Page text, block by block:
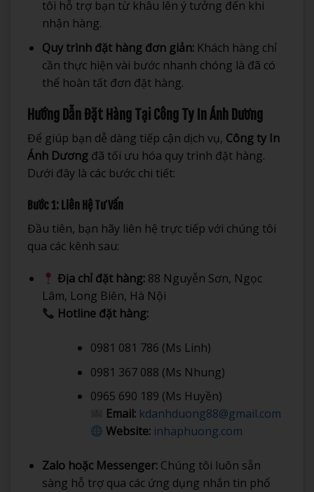
tôi hỗ trợ bạn từ khâu lên ý tưởng đến khi
nhận hàng.
Quy trình đặt hàng đơn giản:Khách hàng chỉ
cần thực hiện vài bước nhanh chóng là đã có
thể hoàn tất đơn đặt hàng.
Hướng Dẫn Đặt Hàng Tại Công Ty In Ánh Dương
Để giúp bạn dễ dàng tiếp cận dịch vụ, Công ty In
Ánh Dương đã tối ưu hóa quy trình đặt hàng.
Dưới đây là các bước chi tiết:
Bước 1: Liên Hệ Tư Vấn
Đầu tiên, bạn hãy liên hệ trực tiếp với chúng tôi
qua các kênh sau:
Địa chỉ đặt hàng: 88 Nguyễn Sơn, Ngọc
Lâm, Long Biên, Hà Nội
Hotline đặt hàng:
0981 081 786 (Ms Linh)
0981 367 088 (Ms Nhung)
0965 690 189 (Ms Huyền)
Email: kdanhduong88@gmail.com
Website: inhaphuong.com
Zalo hoặc Messenger:Chúng tôi luôn sẵn
sàng hỗ trợ qua các ứng dụng nhắn tin phổ